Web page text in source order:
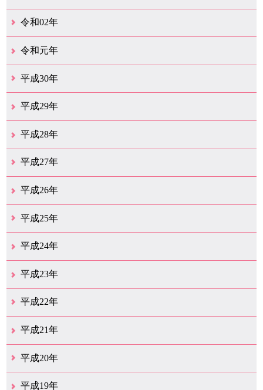
12月（26）
11月（25）
10月（18）
9月（33）
8月（27）
7月（28）
6月（24）
5月（24）
4月（36）
3月（67）
2月（18）
1月（44）
令和02年
12月（41）
11月（18）
10月（25）
9月（21）
8月（31）
7月（28）
6月（41）
5月（36）
4月（49）
3月（69）
2月（36）
1月（15）
令和元年
12月（19）
11月（21）
10月（36）
9月（25）
8月（16）
7月（16）
6月（13）
5月（10）
4月（38）
3月（15）
2月（10）
1月（8）
平成30年
12月（14）
11月（13）
10月（18）
9月（17）
8月（19）
7月（66）
6月（19）
5月（16）
4月（29）
3月（41）
2月（16）
1月（15）
平成29年
12月（22）
11月（11）
10月（22）
9月（31）
8月（20）
7月（29）
6月（6）
5月（13）
4月（10）
3月（10）
2月（5）
1月（6）
平成28年
12月（15）
11月（12）
10月（12）
9月（21）
8月（11）
7月（18）
6月（16）
5月（27）
4月（49）
3月（37）
2月（12）
1月（9）
平成27年
12月（23）
11月（12）
10月（11）
9月（15）
8月（4）
7月（11）
6月（20）
5月（14）
4月（26）
3月（29）
2月（17）
1月（9）
平成26年
12月（11）
11月（11）
10月（9）
9月（11）
8月（12）
7月（9）
6月（12）
5月（5）
4月（13）
3月（12）
2月（8）
1月（9）
平成25年
12月（12）
11月（6）
10月（7）
9月（10）
8月（6）
7月（9）
6月（7）
5月（8）
4月（7）
3月（12）
2月（17）
1月（7）
平成24年
12月（8）
11月（5）
10月（7）
9月（10）
8月（5）
7月（7）
6月（9）
5月（7）
4月（6）
3月（12）
2月（2）
1月（4）
平成23年
12月（6）
11月（6）
10月（14）
9月（5）
8月（8）
7月（7）
6月（9）
5月（10）
4月（12）
3月（3）
2月（2）
平成22年
12月（1）
11月（5）
10月（7）
9月（15）
8月（12）
7月（11）
6月（12）
5月（6）
4月（4）
3月（17）
2月（7）
1月（6）
平成21年
12月（4）
11月（3）
10月（7）
9月（5）
8月（7）
7月（9）
6月（13）
5月（9）
4月（22）
3月（9）
2月（8）
平成20年
12月（6）
11月（4）
10月（6）
9月（4）
8月（1）
7月（6）
6月（1）
5月（1）
4月（1）
3月（2）
2月（4）
1月（2）
平成19年